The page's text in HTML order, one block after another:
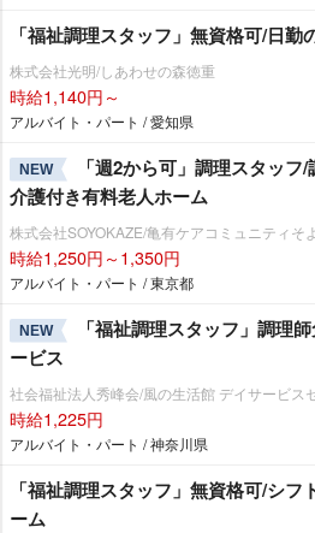
「福祉調理スタッフ」無資格可/日
株式会社光明/しあわせの森徳重
時給1,140円～
アルバイト・パート / 愛知県
NEW
「週2から可」調理スタッ
介護付き有料老人ホーム
株式会社SOYOKAZE/亀有ケアコミュニティそ
時給1,250円～1,350円
アルバイト・パート / 東京都
NEW
「福祉調理スタッフ」調理
ービス
社会福祉法人秀峰会/風の生活館 デイサービス
時給1,225円
アルバイト・パート / 神奈川県
「福祉調理スタッフ」無資格可/シ
ーム